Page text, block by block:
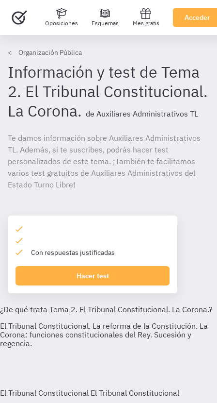
Oposiciones Esquemas Mes gratis
Acceder
Organización Pública
Información y test de Tema
2. El Tribunal Constitucional.
La Corona. de Auxiliares Administrativos TL
Te damos información sobre Auxiliares Administrativos
TL. Además, si te suscribes, podrás hacer test
personalizados de este tema. ¡También te facilitamos
varios test gratuitos de Auxiliares Administrativos del
Estado Turno Libre!
Con respuestas justificadas
Hacer test
El Tribunal Constitucional El Tribunal Constitucional